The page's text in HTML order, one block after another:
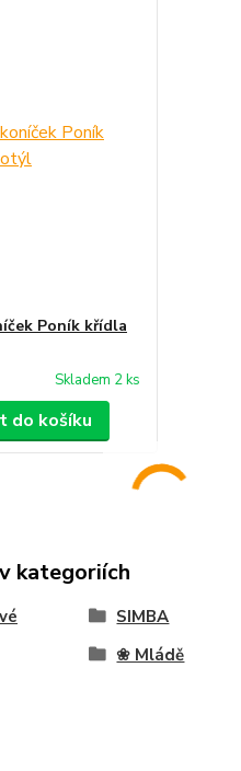
Poník křídla
Skladem 2 ks
do košíku
kategoriích
SIMBA
❀ Mládě